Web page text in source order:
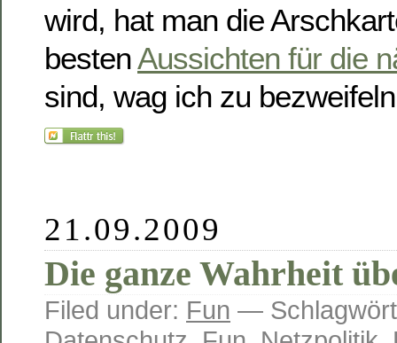
wird, hat man die
besten Aussichten für die
sind, wag ich zu
21.09.2009
Die ganze Wahrheit
Filed under: Fun —